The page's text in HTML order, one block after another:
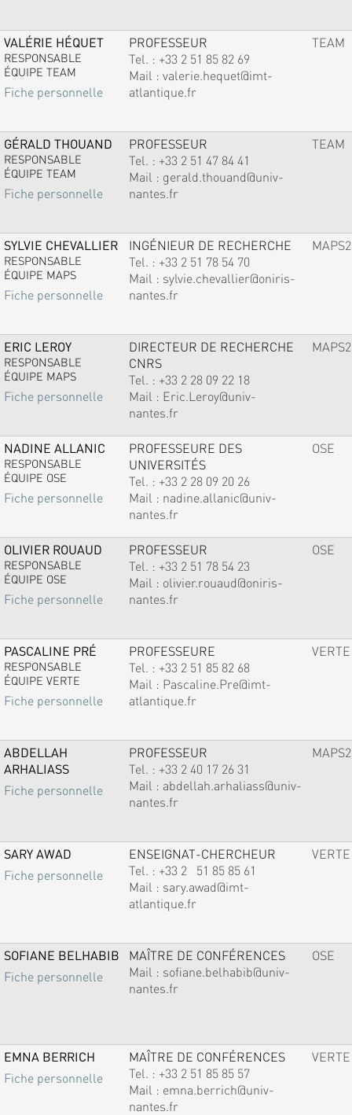
VALÉRIE HÉQUET
RESPONSABLE
ÉQUIPE TEAM
Fiche personnelle
PROFESSEUR
Tel. : +33 2 51 85 82 69
Mail : valerie.hequet@imt-
atlantique.fr
TEAM
GÉRALD THOUAND
RESPONSABLE
ÉQUIPE TEAM
Fiche personnelle
PROFESSEUR
Tel. : +33 2 51 47 84 41
Mail : gerald.thouand@univ-
nantes.fr
TEAM
SYLVIE CHEVALLIER
RESPONSABLE
ÉQUIPE MAPS
Fiche personnelle
INGÉNIEUR DE RECHERCHE
Tel. : +33 2 51 78 54 70
Mail : sylvie.chevallier@oniris-
nantes.fr
MAPS2
ERIC LEROY
RESPONSABLE
ÉQUIPE MAPS
Fiche personnelle
DIRECTEUR DE RECHERCHE
CNRS
Tel. : +33 2 28 09 22 18
Mail : Eric.Leroy@univ-
nantes.fr
MAPS2
NADINE ALLANIC
RESPONSABLE
ÉQUIPE OSE
Fiche personnelle
PROFESSEURE DES
UNIVERSITÉS
Tel. : +33 2 28 09 20 26
Mail : nadine.allanic@univ-
nantes.fr
OSE
OLIVIER ROUAUD
RESPONSABLE
ÉQUIPE OSE
Fiche personnelle
PROFESSEUR
Tel. : +33 2 51 78 54 23
Mail : olivier.rouaud@oniris-
nantes.fr
OSE
PASCALINE PRÉ
RESPONSABLE
ÉQUIPE VERTE
Fiche personnelle
PROFESSEURE
Tel. : +33 2 51 85 82 68
Mail : Pascaline.Pre@imt-
atlantique.fr
VERTE
ABDELLAH
ARHALIASS
Fiche personnelle
PROFESSEUR
Tel. : +33 2 40 17 26 31
Mail : abdellah.arhaliass@univ-
nantes.fr
MAPS2
SARY AWAD
Fiche personnelle
ENSEIGNAT-CHERCHEUR
Tel. : +33 2 51 85 85 61
Mail : sary.awad@imt-
atlantique.fr
VERTE
SOFIANE BELHABIB
Fiche personnelle
MAÎTRE DE CONFÉRENCES
Mail : sofiane.belhabib@univ-
nantes.fr
OSE
EMNA BERRICH
Fiche personnelle
MAÎTRE DE CONFÉRENCES
Tel. : +33 2 51 85 85 57
Mail : emna.berrich@univ-
nantes.fr
VERTE